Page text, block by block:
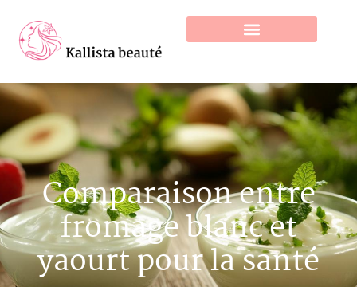
Comparaison entre
fromage blanc et
yaourt pour la santé